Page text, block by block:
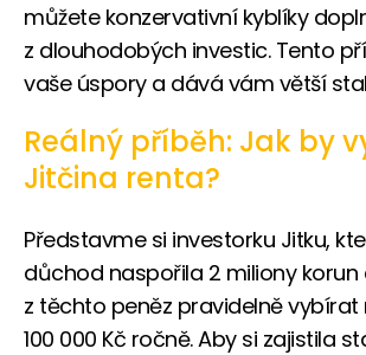
můžete konzervativní kyblíky
z dlouhodobých investic. Tento
vaše úspory a dává vám větší
Reálný příběh: Jak by
Jitčina renta?
Představme si investorku Jitku,
důchod naspořila 2 miliony korun
z těchto peněz pravidelně vybírat
100 000 Kč ročně. Aby si zajistila